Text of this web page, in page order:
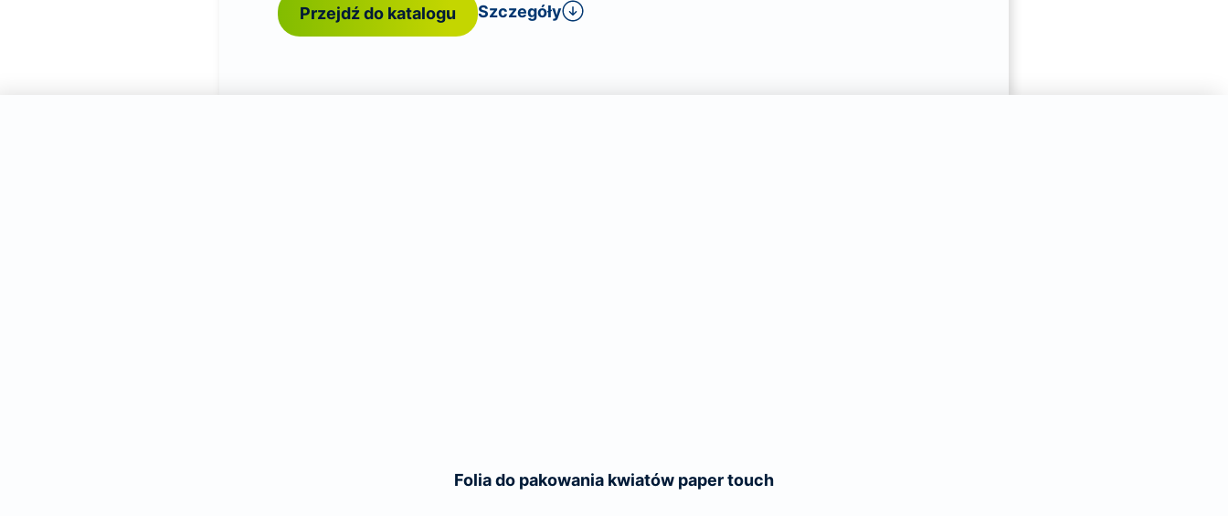
Przejdź do katalogu Szczegóły
Folia do pakowania kwiatów paper touch